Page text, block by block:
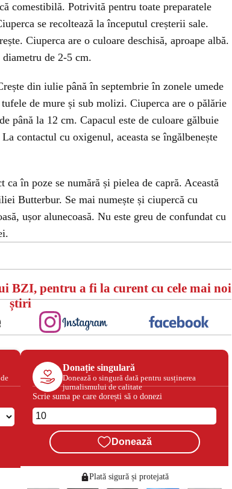
comestibilă. Potrivită pentru toate preparatele
se recoltează la începutul creșterii sale.
Ciuperca are o culoare deschisă, aproape albă.
de 2-5 cm.
din iulie până în septembrie în zonele umede
de mure și sub molizi. Ciuperca are o pălărie
până la 12 cm. Capacul este de culoare gălbuie
contactul cu oxigenul, aceasta se îngălbenește
în poze se numără și pielea de capră. Această
Butterbur. Se mai numește și ciupercă cu
ușor alunecoasă. Nu este greu de confundat cu
BZI, pentru a fi la curent cu cele mai noi
știri
Donație singulară
Donează o singură dată pentru susținerea
jurnalismului de calitate
Scrie suma pe care dorești să o donezi
Donează
Plată sigură și protejată